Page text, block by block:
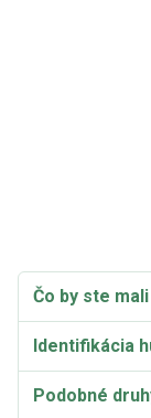
Čo by ste
Identifikácia
Podobné